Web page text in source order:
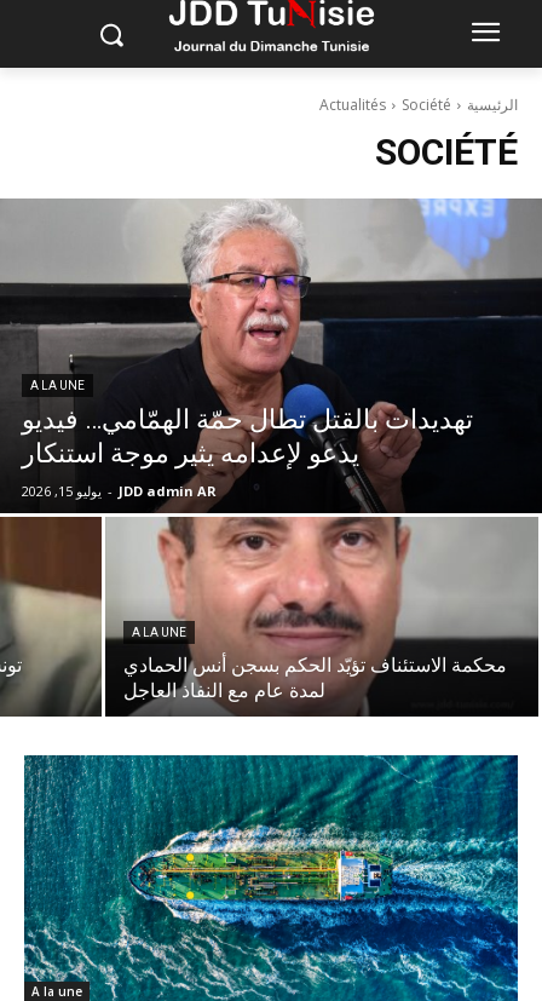
الرئيسية Actualités Société
SOCIÉTÉ
A LA UNE
تهديدات بالقتل تطال حمّة الهمّامي… فيديو
يدعو لإعدامه يثير موجة استنكار
JDD admin AR
- يوليو 15, 2026
A LA UNE
محكمة الاستئناف تؤيّد الحكم بسجن أنس الحمادي
لمدة عام مع النفاذ العاجل
A la une